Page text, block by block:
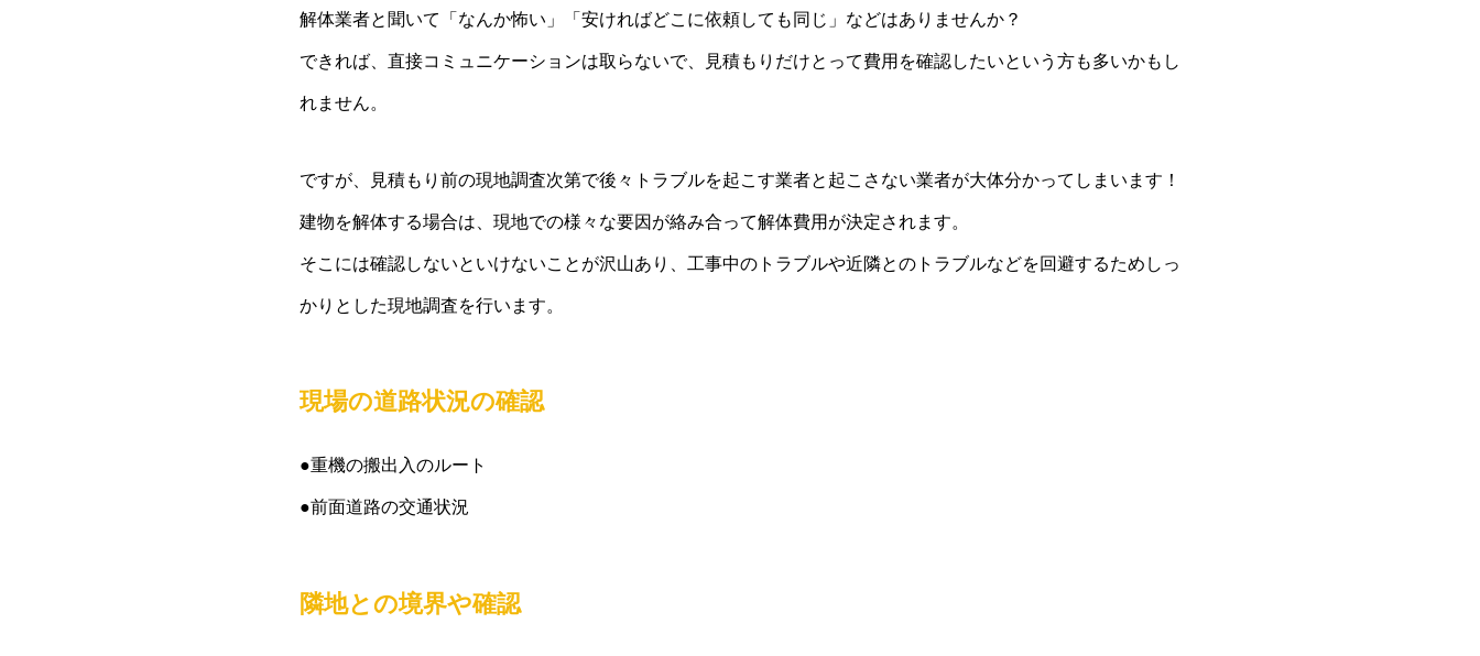
解体業者と聞いて「なんか怖い」「安ければどこに依頼しても同じ」などはありませんか？
できれば、直接コミュニケーションは取らないで、見積もりだけとって費用を確認したいという方も多いかもし
れません。
ですが、見積もり前の現地調査次第で後々トラブルを起こす業者と起こさない業者が大体分かってしまいます！
建物を解体する場合は、現地での様々な要因が絡み合って解体費用が決定されます。
そこには確認しないといけないことが沢山あり、工事中のトラブルや近隣とのトラブルなどを回避するためしっ
かりとした現地調査を行います。
現場の道路状況の確認
●重機の搬出入のルート
●前面道路の交通状況
隣地との境界や確認